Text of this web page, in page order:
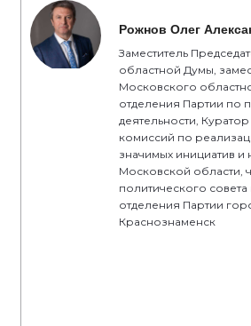
Рожнов Олег
Заместитель
областной Думы,
Московского
отделения Партии по
деятельности,
комиссий по
значимых инициатив и
Московской области,
политического совета
отделения Партии
Краснознаменск